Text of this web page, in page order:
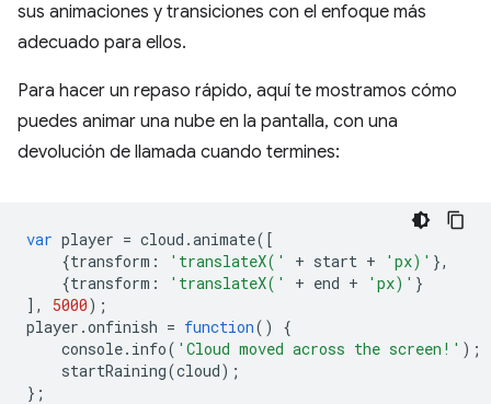
sus animaciones y transiciones con el enfoque más
adecuado para ellos.
Para hacer un repaso rápido, aquí te mostramos cómo
puedes animar una nube en la pantalla, con una
devolución de llamada cuando termines:
var player = cloud .animate([
{transform : 'translateX(' + start + 'px)' },
{transform : 'translateX(' + end + 'px)' }
],
5000);
player .onfinish = function()
{
console. info( 'Cloud moved across the screen!' );
startRaining(cloud);
};